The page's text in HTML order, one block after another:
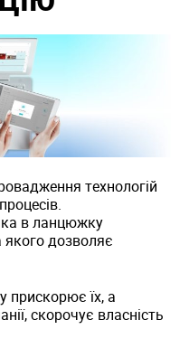
технологій
в ланцюжку
якого дозволяє
прискорює їх, а
скорочує власність